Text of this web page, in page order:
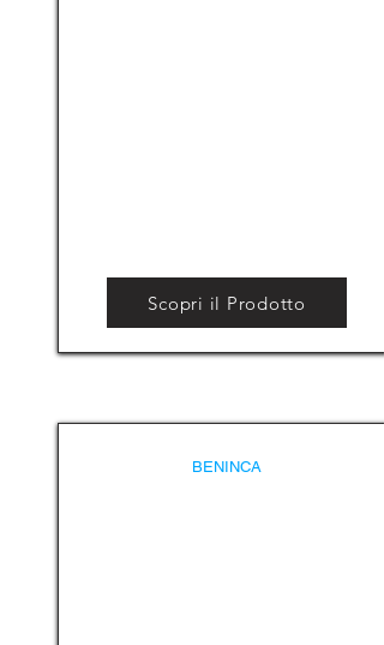
Scopri il Prodotto
BENINCA